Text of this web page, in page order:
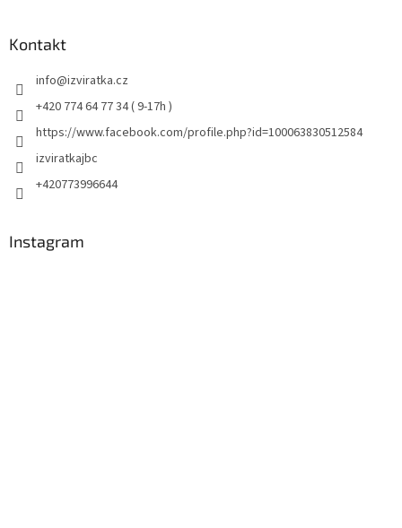
Kontakt
info@izviratka.cz
+420 774 64 77 34 ( 9-17h )
https://www.facebook.com/profile.php?id=100063830512584
izviratkajbc
+420773996644
Instagram